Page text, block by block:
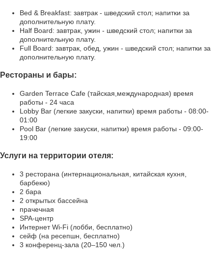
Bed & Breakfast: завтрак - шведский стол; напитки за
дополнительную плату.
Half Board: завтрак, ужин - шведский стол; напитки за
дополнительную плату.
Full Board: завтрак, обед, ужин - шведский стол; напитки за
дополнительную плату.
Рестораны и бары:
Garden Terrace Cafe (тайская,международная) время
работы - 24 часа
Lobby Bar (легкие закуски, напитки) время работы - 08:00-
01:00
Pool Bar (легкие закуски, напитки) время работы - 09:00-
19:00
Услуги на территории отеля:
3 ресторана (интернациональная, китайская кухня,
барбекю)
2 бара
2 открытых бассейна
прачечная
SPA-центр
Интернет Wi-Fi (лобби, бесплатно)
сейф (на ресепшн, бесплатно)
3 конференц-зала (20–150 чел.)